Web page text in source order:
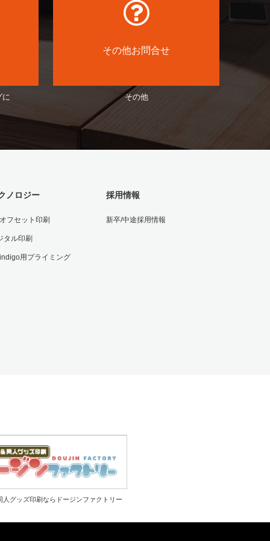
その他お問合せ
その他
ノロジー
フセット印刷
タル印刷
用プライミング
採用情報
新卒/中途採用情報
人グッズ印刷ならドージンファクトリー